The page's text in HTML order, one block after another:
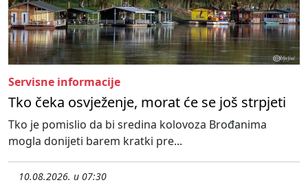
Servisne informacije
Tko čeka osvježenje, morat će se još strpjeti
Tko je pomislio da bi sredina kolovoza Brođanima
mogla donijeti barem kratki pre...
10.08.2026. u 07:30